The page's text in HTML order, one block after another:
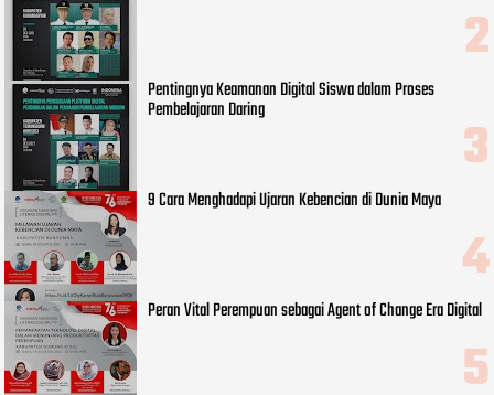
Pentingnya Keamanan Digital Siswa dalam Proses
Pembelajaran Daring
9 Cara Menghadapi Ujaran Kebencian di Dunia Maya
Peran Vital Perempuan sebagai Agent of Change Era Digital